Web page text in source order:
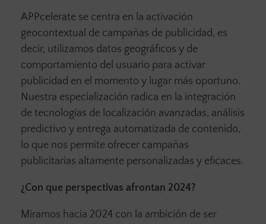
APPcelerate se centra en la activación
geocontextual de campañas de publicidad, es
decir, utilizamos datos geográficos y de
comportamiento del usuario para activar
publicidad en el momento y lugar más oportuno.
Nuestra especialización radica en la integración
de tecnologías de localización avanzadas, análisis
predictivo y entrega automatizada de contenido,
lo que nos permite ofrecer campañas
publicitarias altamente personalizadas y eficaces.
¿Con que perspectivas afrontan 2024?
Miramos hacia 2024 con la ambición de ser